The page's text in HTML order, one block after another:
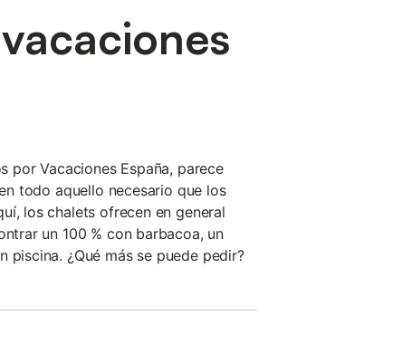
por Vacaciones España, parece
todo aquello necesario que los
los chalets ofrecen en general
un 100 % con barbacoa, un
piscina. ¿Qué más se puede pedir?